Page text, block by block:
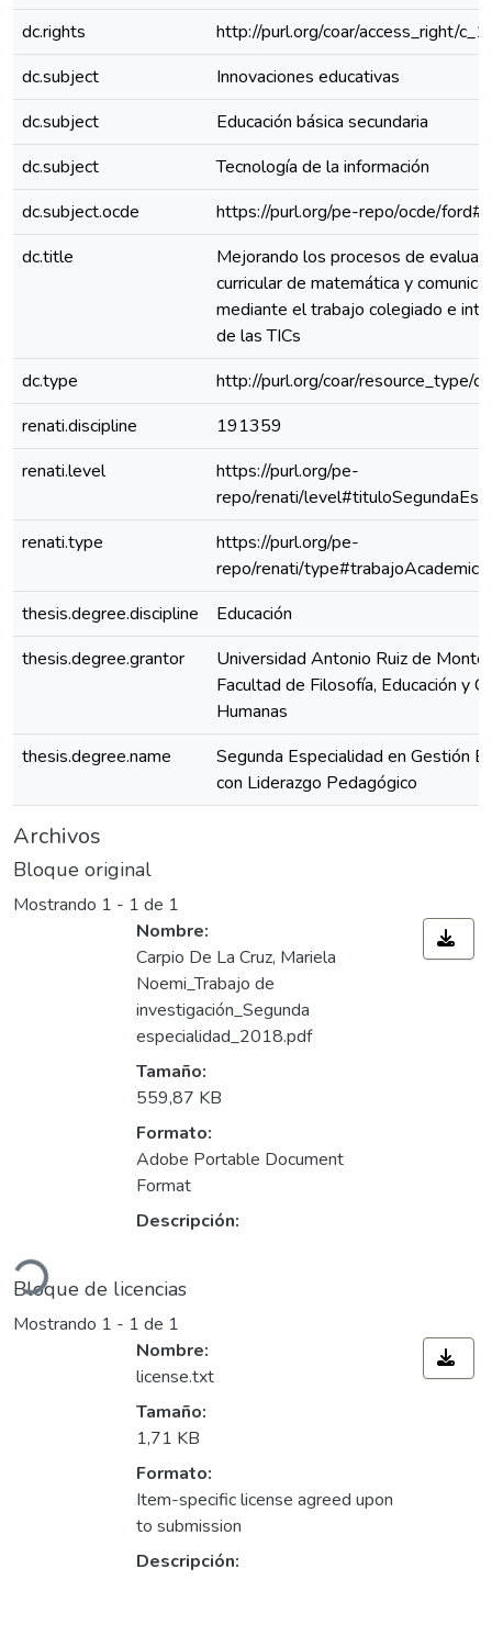
dc.rights
http://purl.org/coar/access_right/
dc.subject
Innovaciones educativas
dc.subject
Educación básica secundaria
dc.subject
Tecnología de la información
dc.subject.ocde
https://purl.org/pe-repo/ocde/
dc.title
Mejorando los procesos de
curricular de matemática y
mediante el trabajo colegiado e
de las TICs
dc.type
http://purl.org/coar/resource_type/
renati.discipline
191359
renati.level
https://purl.org/pe-
repo/renati/
renati.type
https://purl.org/pe-
repo/renati/type#trabajoAcademico
thesis.degree.discipline
Educación
thesis.degree.grantor
Universidad Antonio Ruiz de
Facultad de Filosofía, Educación y
Humanas
thesis.degree.name
Segunda Especialidad en Gestión
con Liderazgo Pedagógico
Archivos
Bloque original
Mostrando 1 - 1 de 1
Cargando...
Nombre:
Carpio De La Cruz, Mariela
Noemi_Trabajo de
investigación_Segunda
especialidad_2018.pdf
Tamaño:
559,87 KB
Formato:
Adobe Portable Document
Format
Descripción:
Bloque de licencias
Mostrando 1 - 1 de 1
Nombre:
license.txt
Tamaño:
1,71 KB
Formato:
Item-specific license agreed upon
to submission
Descripción: